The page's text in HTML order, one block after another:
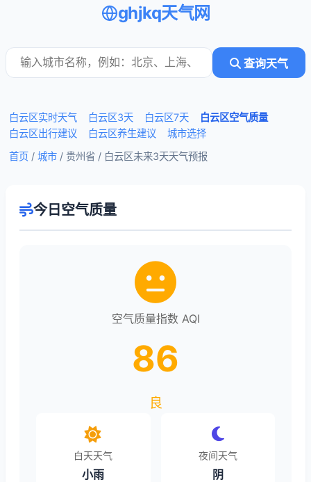
ghjkq天气网
查询天气
白云区实时天气 白云区3天 白云区7天
白云区空气质量
白云区出行建议
白云区养生建议
城市选择
首页 / 城市 / 贵州省 / 白云区未来3天天气预报
今日空气质量
空气质量指数 AQI
86
良
白天天气
小雨
夜间天气
阴